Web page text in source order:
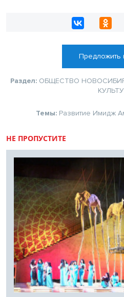
Предложить
Раздел: ОБЩЕСТВО
Темы: Развитие Имидж
НЕ ПРОПУСТИТЕ